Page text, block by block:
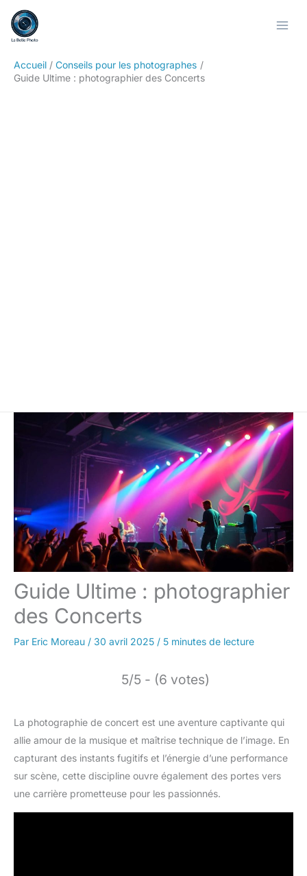
contenu
Accueil
Conseils pour les photographes
Guide Ultime : photographier des Concerts
Guide Ultime : photographier
des Concerts
Par Eric Moreau / 30 avril 2025 / 5 minutes de lecture
5/5 - (6 votes)
La photographie de concert est une aventure captivante qui
allie amour de la musique et maîtrise technique de l’image. En
capturant des instants fugitifs et l’énergie d’une performance
sur scène, cette discipline ouvre également des portes vers
une carrière prometteuse pour les passionnés.
Rechercher